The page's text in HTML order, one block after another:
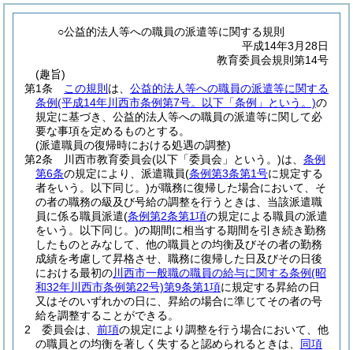
○公益的法人等への職員の派遣等に関する規則
平成14年3月28日
教育委員会規則第14号
(趣旨)
第1条
この規則 は、 公益的法人等への職員の派遣等に関する
条例(平成14年川西市条例第7号。以下「条例」という。)の
規定に基づき、公益的法人等への職員の派遣等に関して必
要な事項を定めるものとする。
(派遣職員の復帰時における処遇の調整)
第2条
川西市教育委員会(以下「委員会」という。)は、 条例
第6条の規定により、派遣職員(条例第3条第1号に規定する
者をいう。以下同じ。)が職務に復帰した場合において、そ
の者の職務の級及び号給の調整を行うときは、当該派遣職
員に係る職員派遣(条例第2条第1項の規定による職員の派遣
をいう。以下同じ。)の期間に相当する期間を引き続き勤務
したものとみなして、他の職員との均衡及びその者の勤務
成績を考慮して昇格させ、職務に復帰した日及びその日後
における最初の川西市一般職の職員の給与に関する条例(昭
和32年川西市条例第22号)第9条第1項に規定する昇給の日
又はそのいずれかの日に、昇給の場合に準じてその者の号
給を調整することができる。
2
委員会は、 前項の規定により調整を行う場合において、他
の職員との均衡を著しく失すると認められるときは、 同項